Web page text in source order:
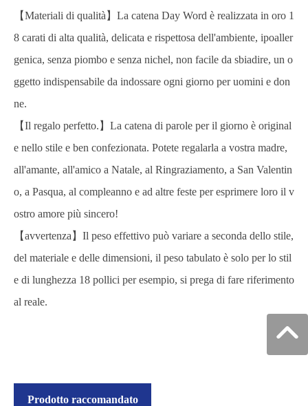
【Materiali di qualità】La catena Day Word è realizzata in oro 1
8 carati di alta qualità, delicata e rispettosa dell'ambiente, ipoaller
genica, senza piombo e senza nichel, non facile da sbiadire, un o
ggetto indispensabile da indossare ogni giorno per uomini e don
ne.
【Il regalo perfetto.】La catena di parole per il giorno è original
e nello stile e ben confezionata. Potete regalarla a vostra madre,
all'amante, all'amico a Natale, al Ringraziamento, a San Valentin
o, a Pasqua, al compleanno e ad altre feste per esprimere loro il v
ostro amore più sincero!
【avvertenza】Il peso effettivo può variare a seconda dello stile,
del materiale e delle dimensioni, il peso tabulato è solo per lo stil
e di lunghezza 18 pollici per esempio, si prega di fare riferimento
al reale.
Prodotto raccomandato